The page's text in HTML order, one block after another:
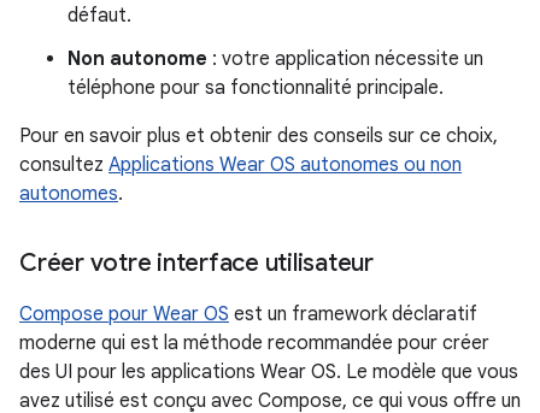
défaut.
Non autonome : votre application nécessite un
téléphone pour sa fonctionnalité principale.
Pour en savoir plus et obtenir des conseils sur ce choix,
consultez Applications Wear OS autonomes ou non
autonomes.
Créer votre interface utilisateur
Compose pour Wear OS est un framework déclaratif
moderne qui est la méthode recommandée pour créer
des UI pour les applications Wear OS. Le modèle que vous
avez utilisé est conçu avec Compose, ce qui vous offre un